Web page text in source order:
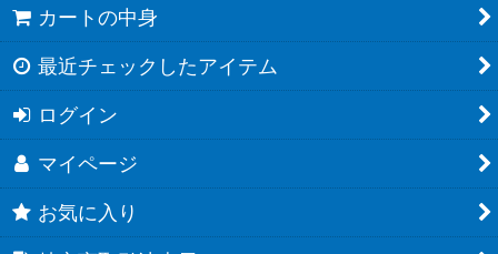
カートの中身
最近チェックしたアイテム
ログイン
マイページ
お気に入り